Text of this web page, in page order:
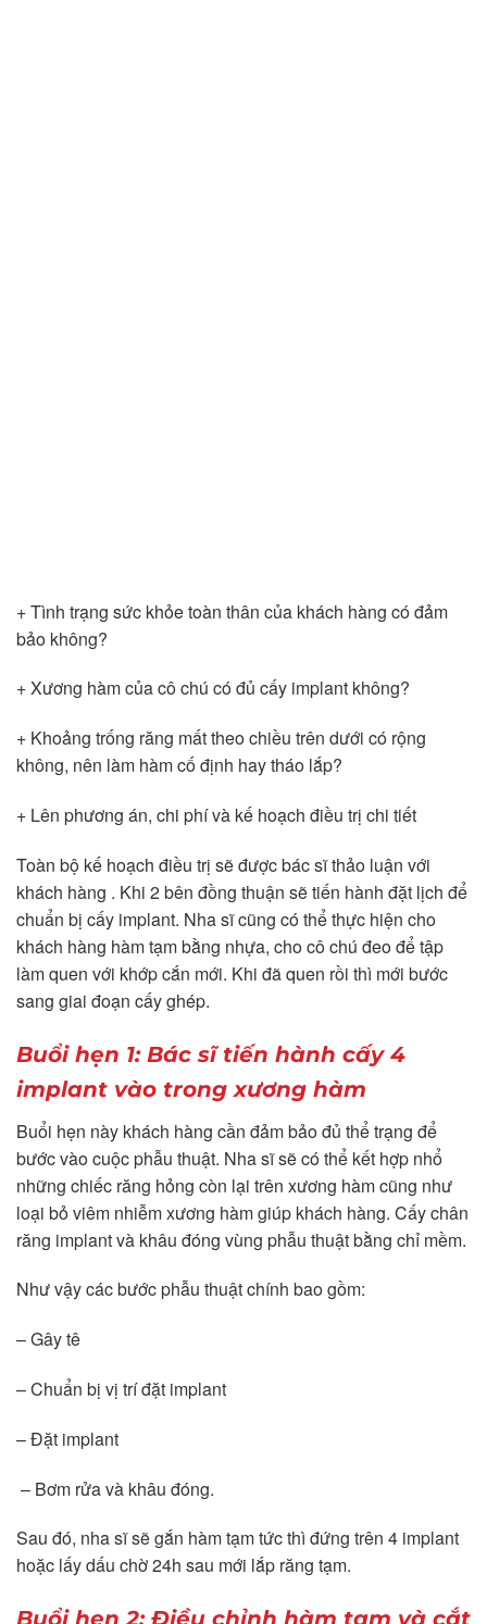
+ Tình trạng sức khỏe toàn thân của khách hàng có đảm
bảo không?
+ Xương hàm của cô chú có đủ cấy implant không?
+ Khoảng trống răng mất theo chiều trên dưới có rộng
không, nên làm hàm cố định hay tháo lắp?
+ Lên phương án, chi phí và kế hoạch điều trị chi tiết
Toàn bộ kế hoạch điều trị sẽ được bác sĩ thảo luận với
khách hàng . Khi 2 bên đồng thuận sẽ tiến hành đặt lịch để
chuẩn bị cấy implant. Nha sĩ cũng có thể thực hiện cho
khách hàng hàm tạm bằng nhựa, cho cô chú đeo để tập
làm quen với khớp cắn mới. Khi đã quen rồi thì mới bước
sang giai đoạn cấy ghép.
Buổi hẹn 1: Bác sĩ tiến hành cấy 4
implant vào trong xương hàm
Buổi hẹn này khách hàng cần đảm bảo đủ thể trạng để
bước vào cuộc phẫu thuật. Nha sĩ sẽ có thể kết hợp nhổ
những chiếc răng hỏng còn lại trên xương hàm cũng như
loại bỏ viêm nhiễm xương hàm giúp khách hàng. Cấy chân
răng implant và khâu đóng vùng phẫu thuật bằng chỉ mềm.
Như vậy các bước phẫu thuật chính bao gồm:
– Gây tê
– Chuẩn bị vị trí đặt implant
– Đặt implant
– Bơm rửa và khâu đóng.
Sau đó, nha sĩ sẽ gắn hàm tạm tức thì đứng trên 4 implant
hoặc lấy dấu chờ 24h sau mới lắp răng tạm.
Buổi hẹn 2: Điều chỉnh hàm tạm và cắt